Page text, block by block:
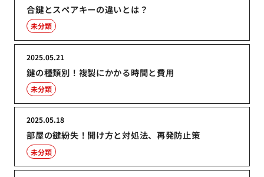
合鍵とスペアキーの違いとは？
未分類
鍵の種類別！複製にかかる時間と費用
2025.05.21
未分類
部屋の鍵紛失！開け方と対処法、再発防止策
2025.05.18
未分類